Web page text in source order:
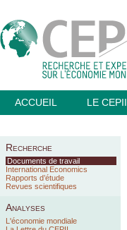
ACCUEIL LE CEPII
Recherche
Documents de travail
International Economics
Rapports d’étude
Revues scientifiques
Analyses
L'économie mondiale